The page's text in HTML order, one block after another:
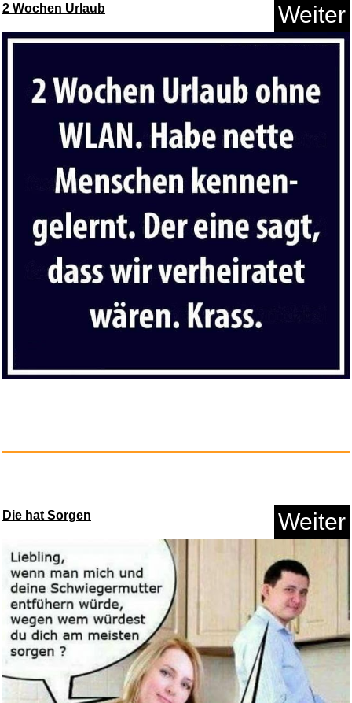
Uber Gutschein - per E-Mail...
Anzeige
Anzeige
2 Wochen Urlaub Weiter
Die hat Sorgen Weiter